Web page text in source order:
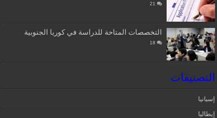
21
التخصصات المتاحة للدراسة في كوريا الجنوبية
18
التصنيفات
إسبانيا‎
إيطاليا